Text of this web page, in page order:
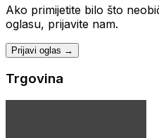
Ako primijetite bilo što
oglasu, prijavite nam.
Prijavi oglas →
Trgovina